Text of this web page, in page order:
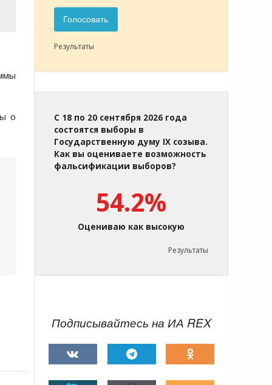
о
Голосовать
Результаты
С 18 по 20 сентября 2026 года
состоятся выборы в
Государственную думу IX созыва.
Как вы оцениваете возможность
фальсификации выборов?
54.2%
Оцениваю как высокую
Результаты
Подписывайтесь на ИА REX